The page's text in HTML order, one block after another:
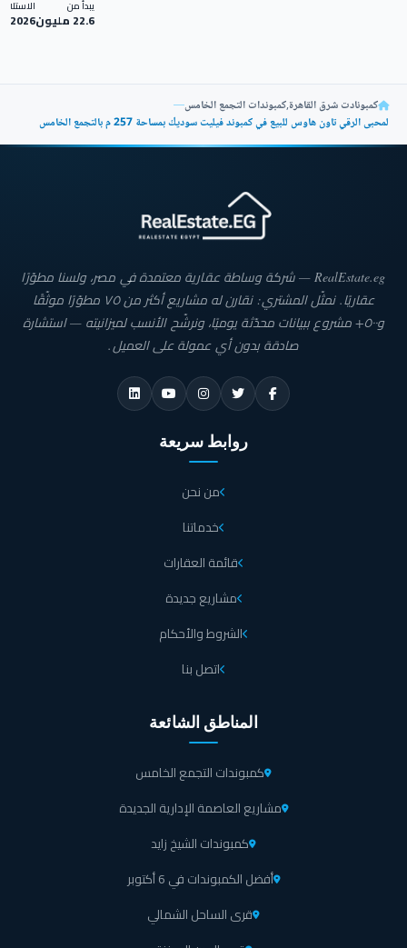
يبدأ من
22.6 مليون
الاستلام
2026
كمبونادت شرق القاهرة,كمبوندات التجمع الخامس—
لمحبى الرقي تاون هاوس للبيع في كمبوند فيليت سوديك بمساحة 257 م بالتجمع الخامس
RealEstate.eg — شركة وساطة عقارية معتمدة في مصر، ولسنا مطوّرًا
عقاريًا. نمثّل المشتري: نقارن له مشاريع أكثر من ٧٥ مطوّرًا موثّقًا
و٥٠٠+ مشروع ببيانات محدّثة يوميًا، ونرشّح الأنسب لميزانيته — استشارة
صادقة بدون أي عمولة على العميل.
روابط سريعة
من نحن
خدماتنا
قائمة العقارات
مشاريع جديدة
الشروط والأحكام
اتصل بنا
المناطق الشائعة
كمبوندات التجمع الخامس
مشاريع العاصمة الإدارية الجديدة
كمبوندات الشيخ زايد
أفضل الكمبوندات في 6 أكتوبر
قرى الساحل الشمالي